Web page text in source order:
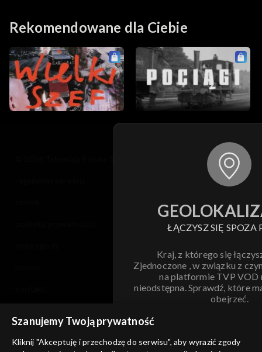
Rekomendowane dla Ciebie
ŁĄCZYSZ SIĘ SPOZA
Kraj, z którego się
Zjednoczone , w związku z
na platformie TVP VOD
nieodstępna. Sprawdź, które
obejrzeć.
Szanujemy Twoją prywatność
Kliknij "Akceptuję i przechodzę do serwisu", aby wyrazić zgody